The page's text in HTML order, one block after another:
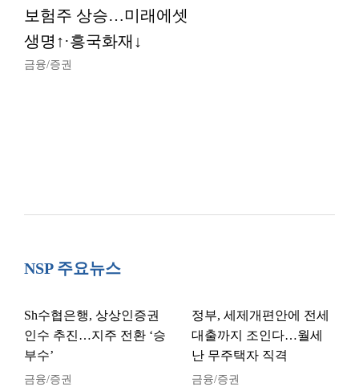
보험주 상승…미래에셋
생명↑·흥국화재↓
금융/증권
NSP 주요뉴스
Sh수협은행, 상상인증권
인수 추진…지주 전환 ‘승
부수’
금융/증권
정부, 세제개편안에 전세
대출까지 조인다…월세
난 무주택자 직격
금융/증권